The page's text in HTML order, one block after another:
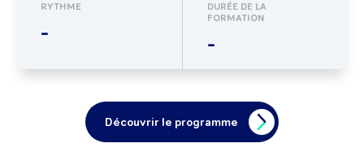
RYTHME
-
DURÉE DE LA
FORMATION
-
Découvrir le programme